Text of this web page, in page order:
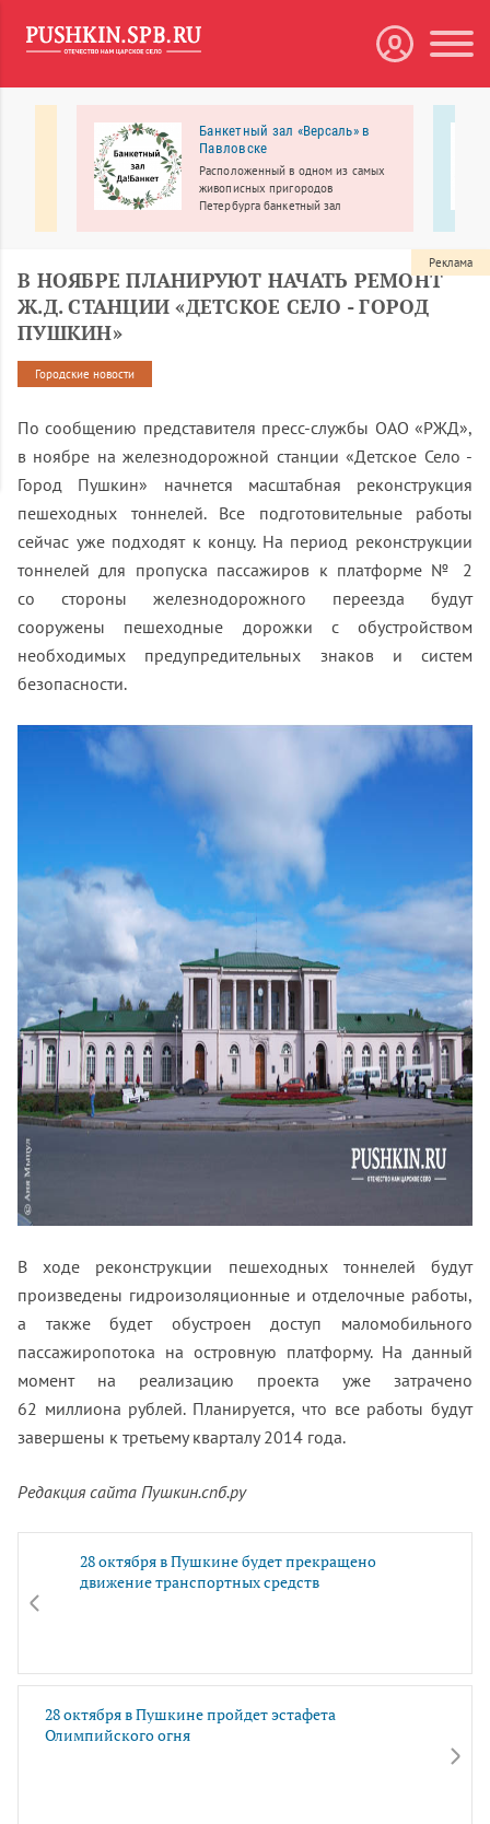
Банкетный зал «Версаль» в
Павловске
Расположенный в одном из самых
живописных пригородов
Петербурга банкетный зал
праздник и другие мероприятия
В НОЯБРЕ ПЛАНИРУЮТ НАЧАТЬ РЕМОНТ
Ж.Д. СТАНЦИИ «ДЕТСКОЕ СЕЛО - ГОРОД
ПУШКИН»
Городские новости
По сообщению представителя пресс-службы ОАО «РЖД»,
в ноябре на железнодорожной станции «Детское Село -
Город Пушкин» начнется масштабная реконструкция
пешеходных тоннелей. Все подготовительные работы
сейчас уже подходят к концу. На период реконструкции
тоннелей для пропуска пассажиров к платформе № 2
со стороны железнодорожного переезда будут
сооружены пешеходные дорожки с обустройством
необходимых предупредительных знаков и систем
безопасности.
В ходе реконструкции пешеходных тоннелей будут
произведены гидроизоляционные и отделочные работы,
а также будет обустроен доступ маломобильного
пассажиропотока на островную платформу. На данный
момент на реализацию проекта уже затрачено
62 миллиона рублей. Планируется, что все работы будут
завершены к третьему кварталу 2014 года.
Редакция сайта Пушкин.спб.ру
28 октября в Пушкине будет прекращено
движение транспортных средств
28 октября в Пушкине пройдет эстафета
Олимпийского огня
Реклама